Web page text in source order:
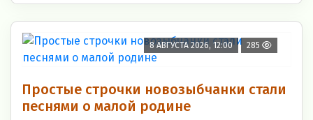
8 АВГУСТА 2026, 12:00 285
Простые строчки новозыбчанки стали
песнями о малой родине